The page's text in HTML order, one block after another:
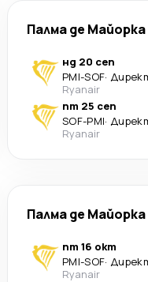
Палма де Майорка
нд 20 сеп
PMI-SOF·
Ryanair
пт 25 сеп
SOF-PMI·
Ryanair
Палма де Майорка
пт 16 окт
PMI-SOF·
Ryanair